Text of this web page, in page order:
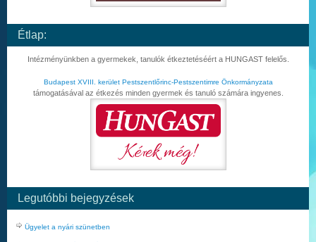
Étlap:
Intézményünkben a gyermekek, tanulók étkeztetéséért a HUNGAST felelős.
Budapest XVIII. kerület Pestszentlőrinc-Pestszentimre Önkormányzata
támogatásával az étkezés minden gyermek és tanuló számára ingyenes.
Legutóbbi bejegyzések
Ügyelet a nyári szünetben